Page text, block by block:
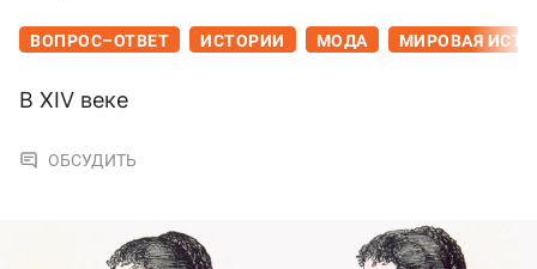
ВОПРОС–ОТВЕТ ИСТОРИИ МОДА МИРОВАЯ
В XIV веке
ОБСУДИТЬ